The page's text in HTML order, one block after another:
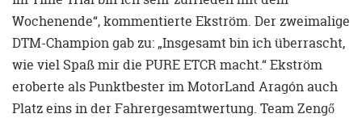
Wochenende“, kommentierte Ekström. Der zweimalige
DTM-Champion gab zu: „Insgesamt bin ich überrascht,
wie viel Spaß mir die PURE ETCR macht.“ Ekström
eroberte als Punktbester im MotorLand Aragón auch
Platz eins in der Fahrergesamtwertung. Team Zengő